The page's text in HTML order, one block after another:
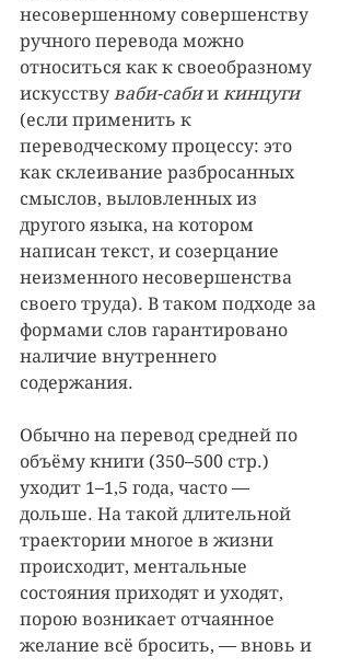
несовершенному совершенству
ручного перевода можно
относиться как к своеобразному
искусству ваби-саби и кинцуги
(если применить к
переводческому процессу: это
как склеивание разбросанных
смыслов, выловленных из
другого языка, на котором
написан текст, и созерцание
неизменного несовершенства
своего труда). В таком подходе за
формами слов гарантировано
наличие внутреннего
содержания.
Обычно на перевод средней по
объёму книги (350–500 стр.)
уходит 1–1,5 года, часто —
дольше. На такой длительной
траектории многое в жизни
происходит, ментальные
состояния приходят и уходят,
порою возникает отчаянное
желание всё бросить, — вновь и